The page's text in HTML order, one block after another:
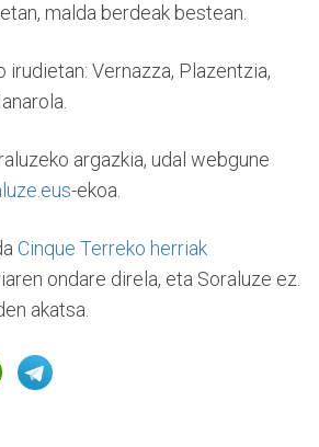
malda berdeak bestean.
irudietan: Vernazza, Plazentzia,
argazkia, udal webgune
-ekoa.
Cinque Terreko herriak
ondare direla, eta Soraluze ez.
akatsa.